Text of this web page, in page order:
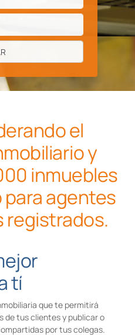
el
y
inmuebles
para agentes
registrados.
tí
que te permitirá
de tus clientes y publicar o
por tus colegas.